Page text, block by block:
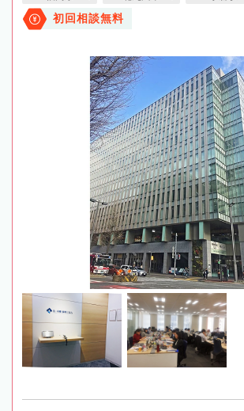
初回相談無料